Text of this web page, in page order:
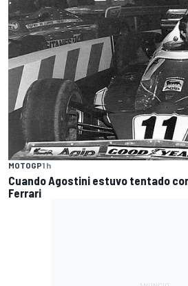
MOTOGP1 h
Cuando Agostini estuvo tentado
Ferrari